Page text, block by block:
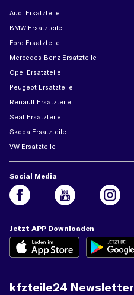
Audi Ersatzteile
BMW Ersatzteile
Ford Ersatzteile
Mercedes-Benz Ersatzteile
Opel Ersatzteile
Peugeot Ersatzteile
Renault Ersatzteile
Seat Ersatzteile
Skoda Ersatzteile
VW Ersatzteile
Social Media
Jetzt APP Downloaden
kfzteile24 Newsletter